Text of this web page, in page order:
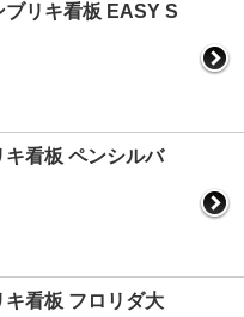
ブリキ看板 EASY S
キ看板 ペンシルバ
キ看板 フロリダ大